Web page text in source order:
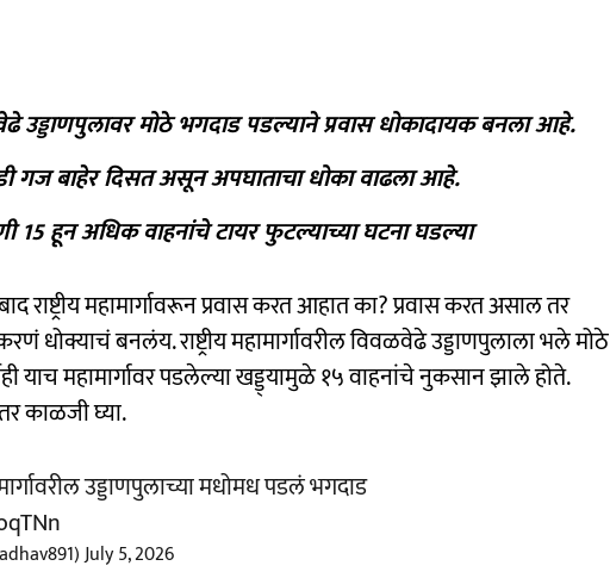
उड्डाणपुलावर मोठे भगदाड पडल्याने प्रवास धोकादायक बनला आहे.
गज बाहेर दिसत असून अपघाताचा धोका वाढला आहे.
15 हून अधिक वाहनांचे टायर फुटल्याच्या घटना घडल्या
राष्ट्रीय महामार्गावरून प्रवास करत आहात का? प्रवास करत असाल तर
धोक्याचं बनलंय. राष्ट्रीय महामार्गावरील विवळवेढे उड्डाणपुलाला भले मोठे
याच महामार्गावर पडलेल्या खड्ड्यामुळे १५ वाहनांचे नुकसान झाले होते.
काळजी घ्या.
उड्डाणपुलाच्या मधोमध पडलं भगदाड
July 5, 2026